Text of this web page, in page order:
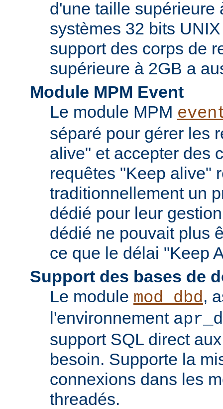
d'une taille supérieure
systèmes 32 bits
support des corps de
supérieure à 2GB a
Module MPM Event
Le module MPM
séparé pour gérer les
alive" et accepter des
requêtes "Keep alive"
traditionnellement un
dédié pour leur
dédié ne pouvait plus
ce que le délai "Keep
Support des bases de
Le module mod_dbd,
l'environnement
support SQL direct
besoin. Supporte la
connexions dans les
threadés.